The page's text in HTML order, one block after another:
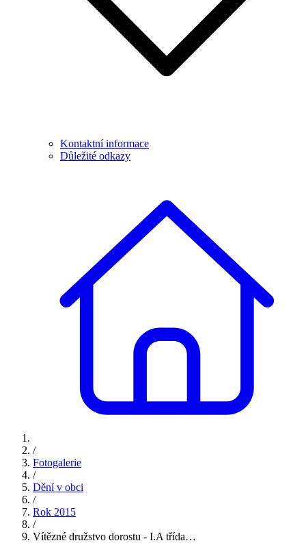
Kontaktní informace
Důležité odkazy
/
Fotogalerie
/
Dění v obci
/
Rok 2015
/
Vítězné družstvo dorostu - I.A třída…